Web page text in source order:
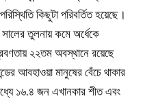
কিছুটা পরিবর্তিত হয়েছে।
তুলনায় কমে অর্ধেকে
২২তম অবস্থানে রয়েছে
আবহাওয়া মানুষের বেঁচে থাকার
১৬.৪ জন এখানকার শীত এবং